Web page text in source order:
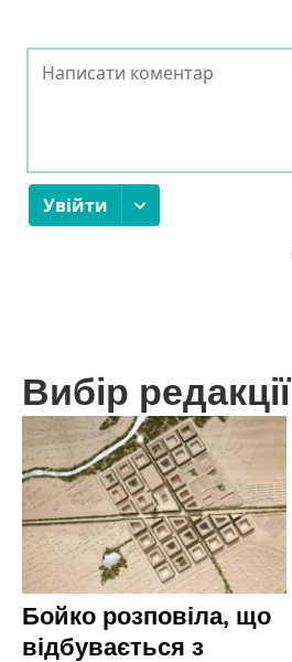
Вибір редакції
Бойко розповіла, що
відбувається з